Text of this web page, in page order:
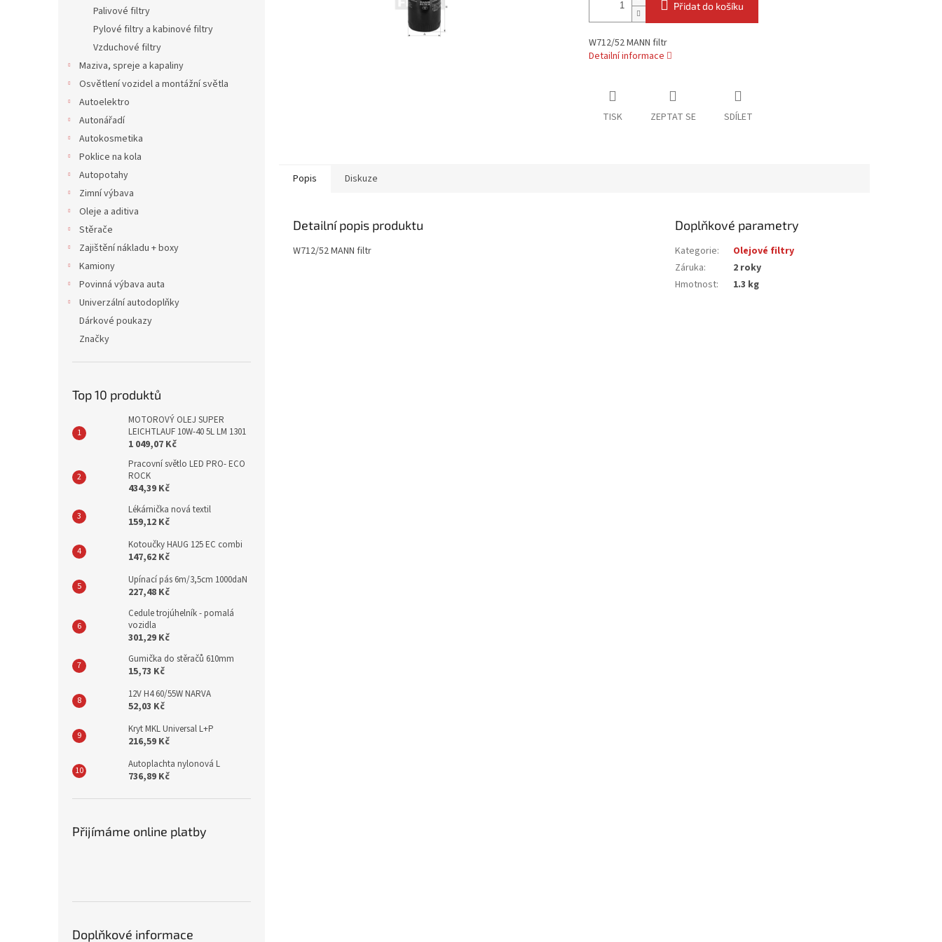
Palivové filtry
Pylové filtry a kabinové filtry
Vzduchové filtry
Maziva, spreje a kapaliny
Osvětlení vozidel a montážní světla
Autoelektro
Autonářadí
Autokosmetika
Poklice na kola
Autopotahy
Zimní výbava
Oleje a aditiva
Stěrače
Zajištění nákladu + boxy
Kamiony
Povinná výbava auta
Univerzální autodoplňky
Dárkové poukazy
Značky
Top 10 produktů
MOTOROVÝ OLEJ SUPER
LEICHTLAUF 10W-40 5L LM 1301
1 049,07 Kč
Pracovní světlo LED PRO- ECO
ROCK
434,39 Kč
Lékárnička nová textil
159,12 Kč
Kotoučky HAUG 125 EC combi
147,62 Kč
Upínací pás 6m/3,5cm 1000daN
227,48 Kč
Cedule trojúhelník - pomalá
vozidla
301,29 Kč
Gumička do stěračů 610mm
15,73 Kč
12V H4 60/55W NARVA
52,03 Kč
Kryt MKL Universal L+P
216,59 Kč
Autoplachta nylonová L
736,89 Kč
Přijímáme online platby
Doplňkové informace
Přidat do košíku
W712/52 MANN filtr
Detailní informace
TISK ZEPTAT SE SDÍLET
Popis Diskuze
Detailní popis produktu
W712/52 MANN filtr
Doplňkové parametry
Kategorie:
Olejové filtry
Záruka:
2 roky
Hmotnost: 1.3 kg